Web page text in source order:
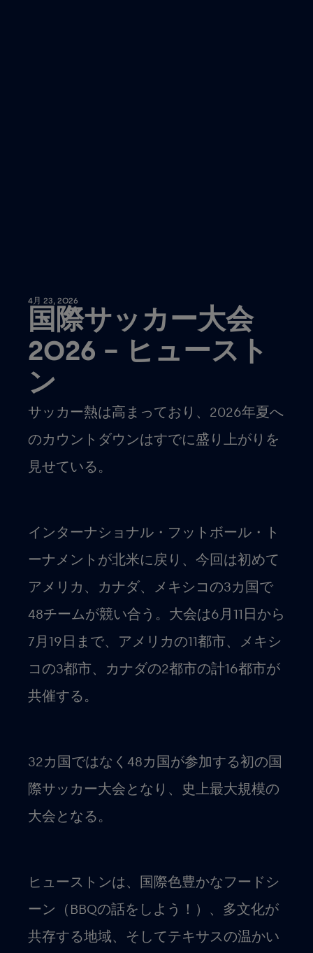
4月 23, 2026
国際サッカー大会
2026 – ヒュースト
ン
サッカー熱は高まっており、2026年夏へ
のカウントダウンはすでに盛り上がりを
見せている。
インターナショナル・フットボール・ト
ーナメントが北米に戻り、今回は初めて
アメリカ、カナダ、メキシコの3カ国で
48チームが競い合う。大会は6月11日から
7月19日まで、アメリカの11都市、メキシ
コの3都市、カナダの2都市の計16都市が
共催する。
32カ国ではなく48カ国が参加する初の国
際サッカー大会となり、史上最大規模の
大会となる。
ヒューストンは、国際色豊かなフードシ
ーン（BBQの話をしよう！）、多文化が
共存する地域、そしてテキサスの温かい